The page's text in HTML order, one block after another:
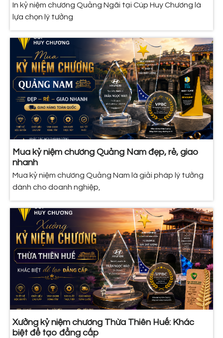
In kỷ niệm chương Quảng Ngãi tại Cúp Huy Chương là
lựa chọn lý tưởng
Mua kỷ niệm chương Quảng Nam đẹp, rẻ, giao
nhanh
Mua kỷ niệm chương Quảng Nam là giải pháp lý tưởng
dành cho doanh nghiệp,
Xưởng kỷ niệm chương Thừa Thiên Huế: Khác
biệt để tạo đẳng cấp